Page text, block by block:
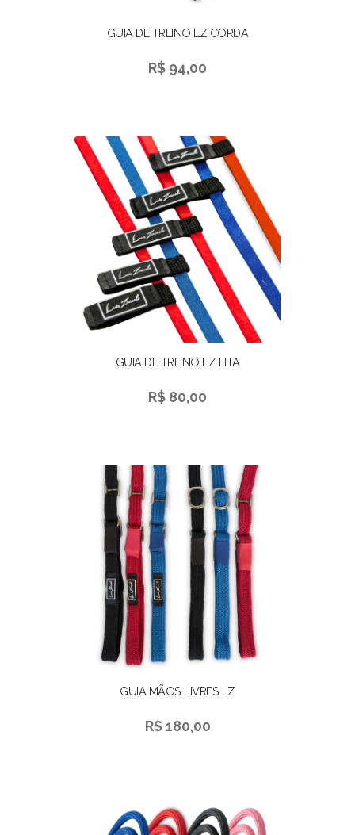
GUIA DE TREINO LZ CORDA
R$ 94,00
GUIA DE TREINO LZ FITA
R$ 80,00
GUIA MÃOS LIVRES LZ
R$ 180,00